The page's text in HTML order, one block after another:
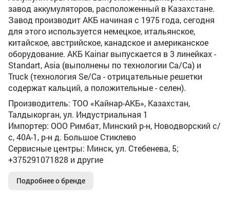
завод аккумуляторов, расположенный в Казахстане.
Завод производит АКБ начиная с 1975 года, сегодня
для этого используется немецкое, итальянское,
китайское, австрийское, канадское и американское
оборудование. АКБ Kainar выпускается в 3 линейках -
Standart, Asia (выполнены по технологии Ca/Ca) и
Truck (технология Se/Ca - отрицательные решетки
содержат кальций, а положительные - селен).
Производитель: ТОО «Кайнар-АКБ», Казахстан,
Талдыкорган, ул. Индустриальная 1
Импортер: ООО Римбат, Минский р-н, Новодворский с/
с, 40А-1, р-н д. Большое Стиклево
Сервисные центры: Минск, ул. Стебенева, 5;
+375291071828 и другие
Подробнее о бренде